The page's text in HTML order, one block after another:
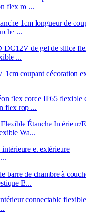
flex ro ...
...
...
flex rop ...
Wa...
B...